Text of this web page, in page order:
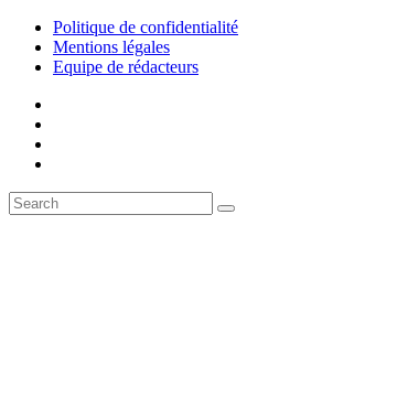
Politique de confidentialité
Mentions légales
Equipe de rédacteurs